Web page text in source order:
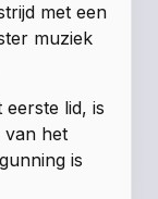
met een
muziek
lid, is
van het
is